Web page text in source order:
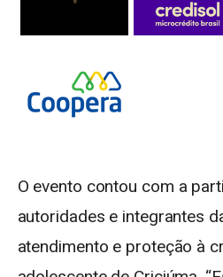
O evento contou com a
autoridades e integrantes
atendimento e proteção à